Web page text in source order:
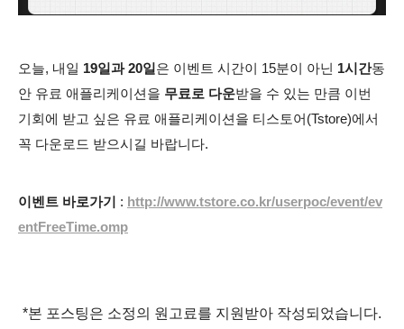
오늘, 내일 19일과 20일 은 이벤트 시간이 15분이 아닌 1시간동
안 유료 애플리케이션을 무료로 다운받을 수 있는 만큼 이번
기회에 받고 싶은 유료 애플리케이션을 티스토어(Tstore)에서
꼭 다운로드 받으시길 바랍니다.
이벤트 바로가기 : http://www.tstore.co.kr/userpoc/event/ev
entFreeTime.omp
*본 포스팅은 소정의 원고료를 지원받아 작성되었습니다.